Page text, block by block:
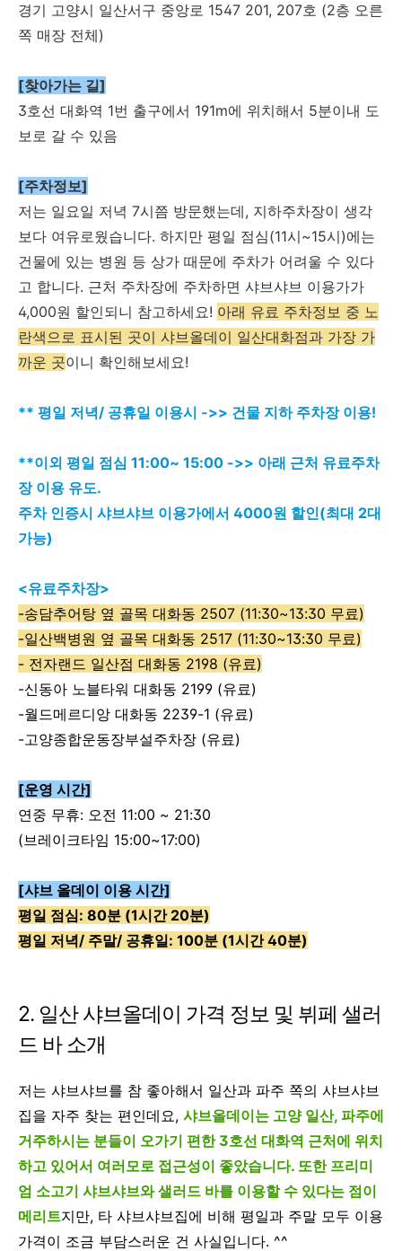
경기 고양시 일산서구 중앙로 1547 201, 207호 (2층 오른
쪽 매장 전체)
[찾아가는 길]
3호선 대화역 1번 출구에서 191m에 위치해서 5분이내 도
보로 갈 수 있음
[주차정보]
저는 일요일 저녁 7시쯤 방문했는데, 지하주차장이 생각
보다 여유로웠습니다. 하지만 평일 점심(11시~15시)에는
건물에 있는 병원 등 상가 때문에 주차가 어려울 수 있다
고 합니다. 근처 주차장에 주차하면 샤브샤브 이용가가
4,000원 할인되니 참고하세요! 아래 유료 주차정보 중 노
란색으로 표시된 곳이 샤브올데이 일산대화점과 가장 가
까운 곳이니 확인해보세요!
** 평일 저녁/ 공휴일 이용시 ->> 건물 지하 주차장 이용!
**이외 평일 점심 11:00~ 15:00 ->> 아래 근처 유료주차
장 이용 유도.
주차 인증시 샤브샤브 이용가에서 4000원 할인(최대 2대
가능)
<유료주차장>
-송담추어탕 옆 골목 대화동 2507 (11:30~13:30 무료)
-일산백병원 옆 골목 대화동 2517 (11:30~13:30 무료)
- 전자랜드 일산점 대화동 2198 (유료)
-신동아 노블타워 대화동 2199 (유료)
-월드메르디앙 대화동 2239-1 (유료)
-고양종합운동장부설주차장 (유료)
[운영 시간]
연중 무휴: 오전 11:00 ~ 21:30
(브레이크타임 15:00~17:00)
[샤브 올데이 이용 시간]
평일 점심: 80분 (1시간 20분)
평일 저녁/ 주말/ 공휴일: 100분 (1시간 40분)
2. 일산 샤브올데이 가격 정보 및 뷔페 샐러
드 바 소개
저는 샤브샤브를 참 좋아해서 일산과 파주 쪽의 샤브샤브
집을 자주 찾는 편인데요, 샤브올데이는 고양 일산, 파주에
거주하시는 분들이 오가기 편한 3호선 대화역 근처에 위치
하고 있어서 여러모로 접근성이 좋았습니다. 또한 프리미
엄 소고기 샤브샤브와 샐러드 바를 이용할 수 있다는 점이
메리트지만, 타 샤브샤브집에 비해 평일과 주말 모두 이용
가격이 조금 부담스러운 건 사실입니다. ^^